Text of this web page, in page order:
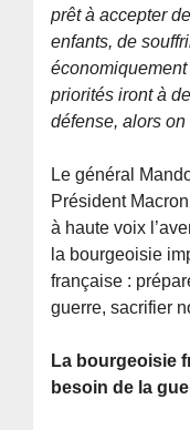
prêt à accepter
enfants, de
priorités iront à
défense, alors
Le général
Président
à haute voix
la bourgeoisie
française :
guerre, sacrifier
La bourgeoisie
besoin de la